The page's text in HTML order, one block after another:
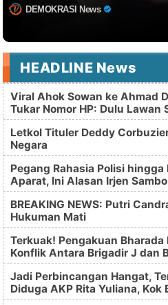
DEMOKRASI News
HEADLINE News
Viral Ahok Sowan ke Ahmad
Tukar Nomor HP: Dulu Lawan
Letkol Tituler Deddy
Negara
Pegang Rahasia Polisi
Aparat, Ini Alasan Irjen
BREAKING NEWS: Putri
Hukuman Mati
Terkuak! Pengakuan Bharada
Konflik Antara Brigadir J dan
Jadi Perbincangan Hangat,
Diduga AKP Rita Yuliana, Kok